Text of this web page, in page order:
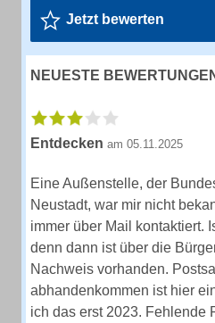
Jetzt bewerten
NEUESTE
Entdecken am 05.11.2025
Eine Außenstelle, der
Neustadt, war mir nicht
immer über Mail kontaktiert.
denn dann ist über die
Nachweis vorhanden.
abhandenkommen ist hier
ich das erst 2023. Fehlende